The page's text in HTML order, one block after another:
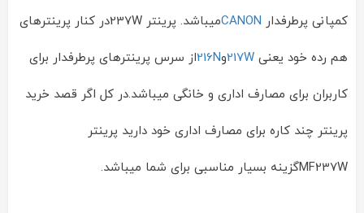
کمپانی پرطرفدار CANON میباشد. پرینتر 237Wدر کنار پرینترهای
هم رده خود یعنی 217Wو216Nاز سرس پرینترهای پرطرفدار برای
کاربران برای مصارف اداری و خانگی میباشد.در کل اگر قصد خرید
پرینتر چند کاره برای مصارف اداری خود دارید پرینتر
MF237Wگزینه بسیار مناسبی برای شما میباشد.